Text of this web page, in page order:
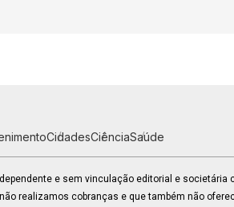
CidadesCiênciaSaúde
e sem vinculação editorial e societária
realizamos cobranças e que também não